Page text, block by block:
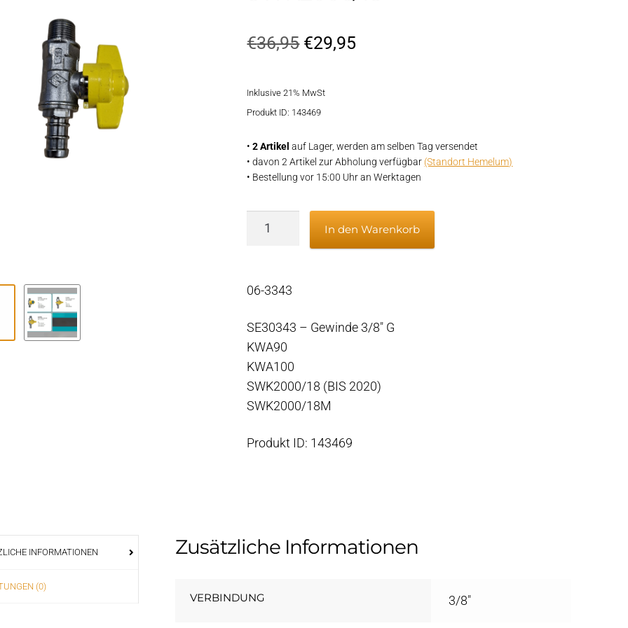
€36,95 Ursprünglicher
war:
€29,95
Inklusive 21% MwSt
Produkt ID: 143469
•2 Artikel auf Lager, werden am selben Tag versendet
• davon 2 Artikel zur Abholung verfügbar (Standort Hemelum)
• Bestellung vor 15:00 Uhr an Werktagen
Separ
KWA90
In den Warenkorb
06-3343
SE30343 – Gewinde 3/8″ G
KWA90
KWA100
SWK2000/18 (BIS 2020)
SWK2000/18M
Produkt ID: 143469
INFORMATIONEN
(0)
Zusätzliche Informationen
VERBINDUNG 3/8"